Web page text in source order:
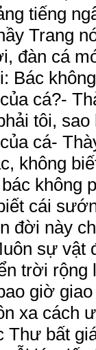
tiếng
Trang
đàn cá
Bác
cá?-
tôi,
cá-
không
không
cái
đời này
sự vật
trời
giờ
xa cách
bất